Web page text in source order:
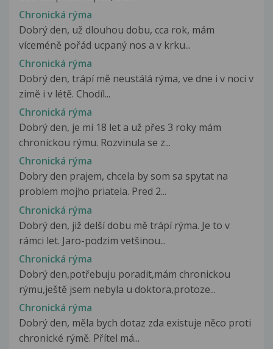
Chronická rýma
Dobrý den, už dlouhou dobu, cca rok, mám
víceméně pořád ucpaný nos a v krku...
Chronická rýma
Dobrý den, trápí mě neustálá rýma, ve dne i v noci v
zimě i v létě. Chodíl...
Chronická rýma
Dobrý den, je mi 18 let a už přes 3 roky mám
chronickou rýmu. Rozvinula se z...
Chronická rýma
Dobry den prajem, chcela by som sa spytat na
problem mojho priatela. Pred 2...
Chronická rýma
Dobrý den, již delší dobu mě trápí rýma. Je to v
rámci let. Jaro-podzim vetšinou...
Chronická rýma
Dobrý den,potřebuju poradit,mám chronickou
rýmu,ještě jsem nebyla u doktora,protoze...
Chronická rýma
Dobrý den, měla bych dotaz zda existuje něco proti
chronické rýmě. Přítel má...